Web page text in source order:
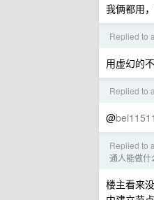
我俩都用
Replied to
用虚幻的
Replied to
@bei11511
Replied to
通人能做什
楼主看来